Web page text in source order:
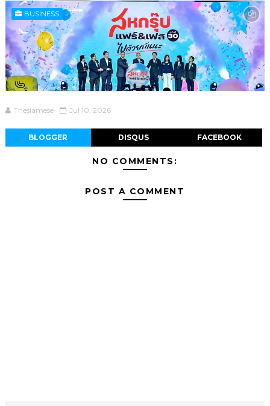
BUSINESS
Thesiamese Jul 10, 2026
BLOGGER DISQUS FACEBOOK
NO COMMENTS:
POST A COMMENT